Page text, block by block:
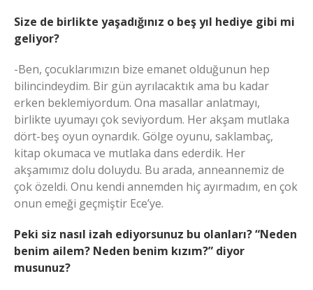
Size de birlikte yaşadığınız o beş yıl hediye gibi mi
geliyor?
-Ben, çocuklarımızın bize emanet olduğunun hep
bilincindeydim. Bir gün ayrılacaktık ama bu kadar
erken beklemiyordum. Ona masallar anlatmayı,
birlikte uyumayı çok seviyordum. Her akşam mutlaka
dört-beş oyun oynardık. Gölge oyunu, saklambaç,
kitap okumaca ve mutlaka dans ederdik. Her
akşamımız dolu doluydu. Bu arada, anneannemiz de
çok özeldi. Onu kendi annemden hiç ayırmadım, en çok
onun emeği geçmiştir Ece’ye.
Peki siz nasıl izah ediyorsunuz bu olanları? “Neden
benim ailem? Neden benim kızım?” diyor
musunuz?